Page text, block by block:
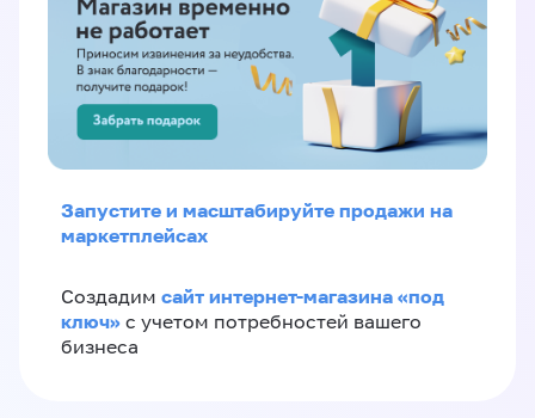
Запустите и масштабируйте продажи на
маркетплейсах
Создадим сайт интернет-магазина «под
ключ» с учетом потребностей вашего
бизнеса